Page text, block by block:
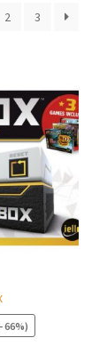
2 3
66%)